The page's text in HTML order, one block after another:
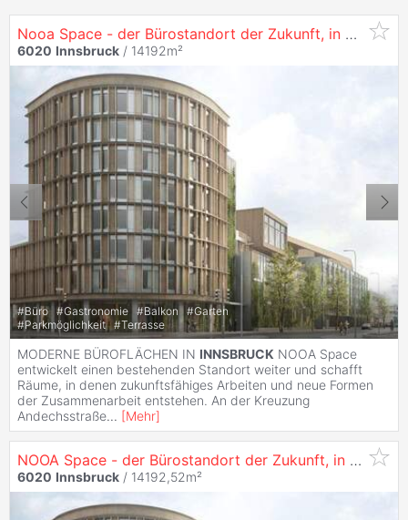
Nooa Space - der Bürostandort der Zukunft, in
6020
6020 Innsbruck / 14192m²
#Büro #Gastronomie #Balkon #Garten
#Parkmöglichkeit #Terrasse
MODERNE BÜROFLÄCHEN IN INNSBRUCK NOOA Space
entwickelt einen bestehenden Standort weiter und schafft
Räume, in denen zukunftsfähiges Arbeiten und neue Formen
der Zusammenarbeit entstehen. An der Kreuzung
Andechsstraße... [Mehr]
NOOA Space - der Bürostandort der Zukunft, in
6020
6020 Innsbruck / 14192,52m²